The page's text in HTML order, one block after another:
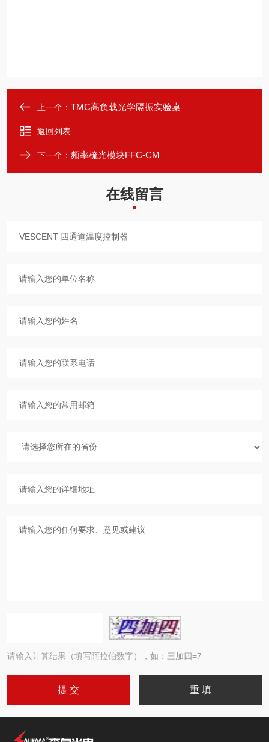
上一个： TMC高负载光学隔振实验桌
返回列表
下一个： 频率梳光模块FFC-CM
在线留言
请输入计算结果（填写阿拉伯数字），如：三加四=7